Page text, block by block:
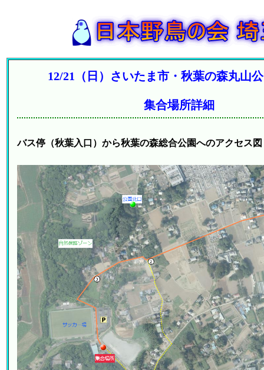
12/21（日）さいたま市・秋葉の森丸山
集合場所詳細
バス停（秋葉入口）から秋葉の森総合公園へのアクセス図